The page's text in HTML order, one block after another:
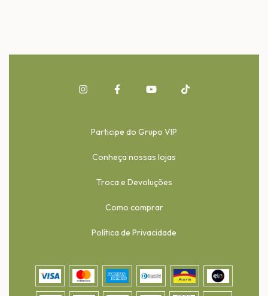
Participe do Grupo VIP
Conheça nossas lojas
Troca e Devoluções
Como comprar
Política de Privacidade